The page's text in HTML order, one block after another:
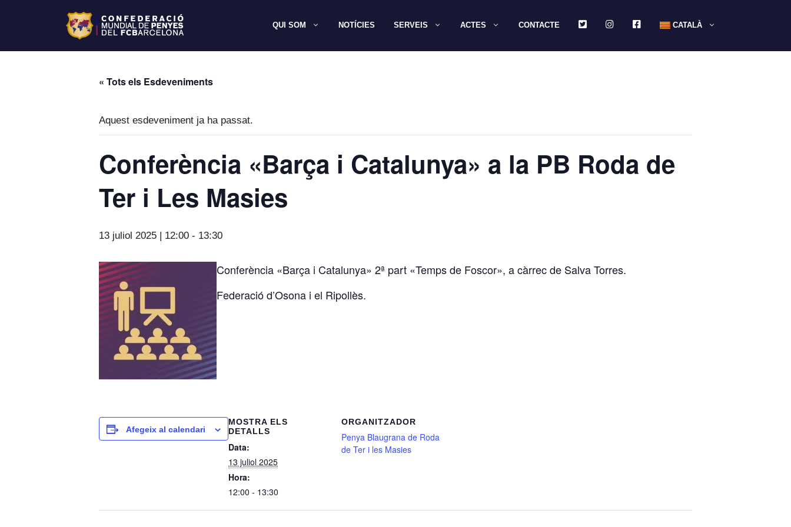
QUI SOM NOTÍCIES SERVEIS ACTES CONTACTE TWITTERINSTAGRAMFACEBOOKCATALÀ
« Tots els Esdeveniments
Aquest esdeveniment ja ha passat.
Conferència «Barça i Catalunya» a la PB Roda de
Ter i Les Masies
13 juliol 2025 | 12:00 - 13:30
Conferència «Barça i Catalunya» 2ª part «Temps de Foscor», a càrrec de Salva Torres.
Federació d’Osona i el Ripollès.
Afegeix al calendari
MOSTRA ELS
DETALLS
Data:
13 juliol 2025
Hora:
12:00 - 13:30
ORGANITZADOR
Penya Blaugrana de Roda
de Ter i les Masies